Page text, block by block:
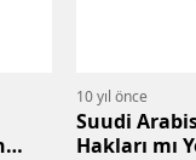
10 yıl önce
Suudi
Hakları mı